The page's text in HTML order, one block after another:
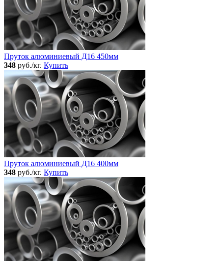
Пруток алюминиевый Д16 450мм
348 руб./кг. Купить
Пруток алюминиевый Д16 400мм
348 руб./кг. Купить